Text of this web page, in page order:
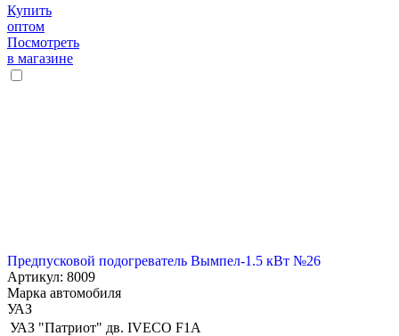
Купить
оптом
Посмотреть
в магазине
Предпусковой подогреватель Вымпел-1.5 кВт №26
Артикул: 8009
Марка автомобиля
УАЗ
УАЗ "Патриот" дв. IVECO F1A